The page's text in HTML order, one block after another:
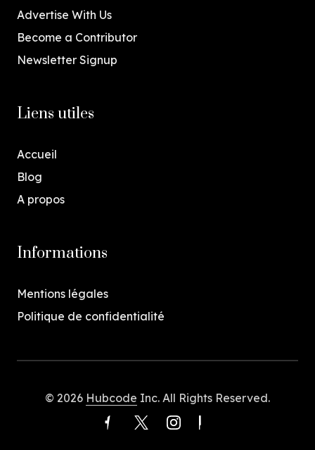
Advertise With Us
Become a Contributor
Newsletter Signup
Liens utiles
Accueil
Blog
A propos
Informations
Mentions légales
Politique de confidentialité
© 2026 Hubcode Inc. All Rights Reserved.